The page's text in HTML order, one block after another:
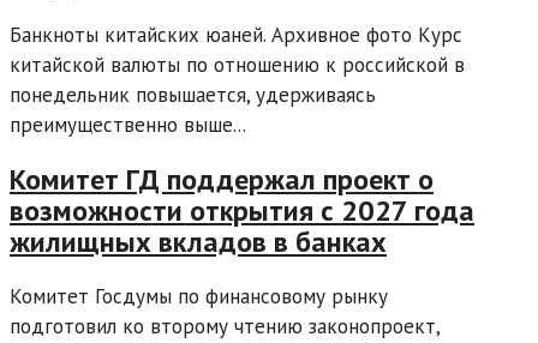
Банкноты китайских юаней. Архивное фото Курс
китайской валюты по отношению к российской в
понедельник повышается, удерживаясь
преимущественно выше...
Комитет ГД поддержал проект о
возможности открытия с 2027 года
жилищных вкладов в банках
Комитет Госдумы по финансовому рынку
подготовил ко второму чтению законопроект,